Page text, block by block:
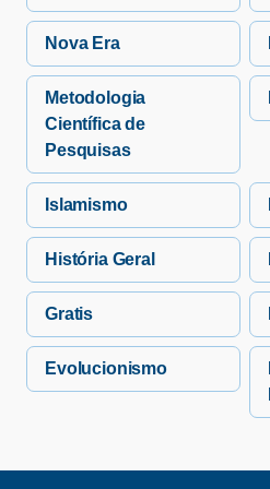
Nova Era
Metodologia
Científica de
Pesquisas
Islamismo
História Geral
Gratis
Evolucionismo